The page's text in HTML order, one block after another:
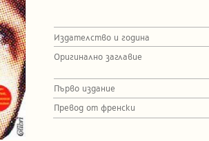
Издателство и година
Оригинално заглавие
Първо издание
Превод от френски